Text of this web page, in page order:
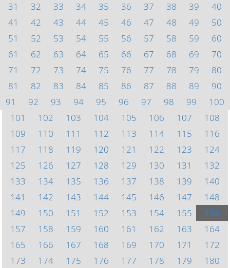
31
32 33 34 35 36 37 38 39
40
41
42 43 44 45 46 47 48 49
50
51
52 53 54 55 56 57 58 59
60
61
62 63 64 65 66 67 68 69
70
71
72 73 74 75 76 77 78 79
80
81
82 83 84 85 86 87 88 89
90
91
92 93 94 95 96 97 98 99
100
101
102 103 104 105 106 107
108
109
110 111 112 113 114 115
116
117
118 119 120 121 122 123
124
125
126 127 128 129 130 131
132
133
134 135 136 137 138 139
140
141
142 143 144 145 146 147
148
149
150 151 152 153 154 155
156
157
158 159 160 161 162 163
164
165
166 167 168 169 170 171
172
173
174 175 176 177 178 179
180